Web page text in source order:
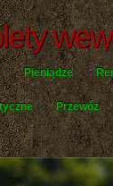
Pieniądze
Przewóz